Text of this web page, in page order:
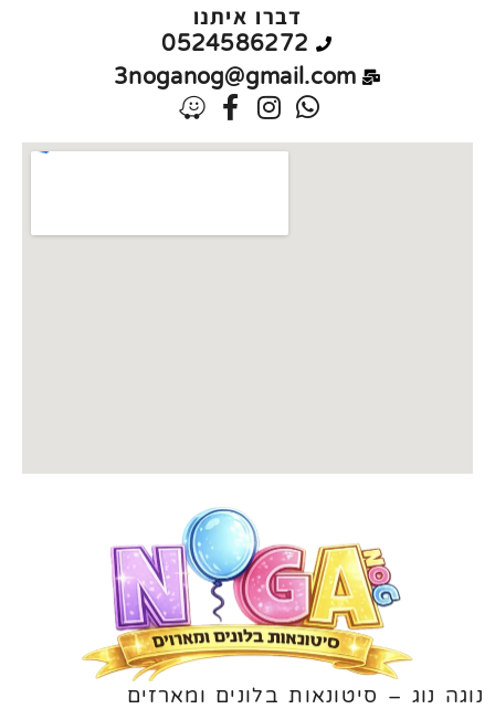
דברו איתנו
0524586272
3noganog@gmail.com
נוגה נוג – סיטונאות בלונים ומארזים